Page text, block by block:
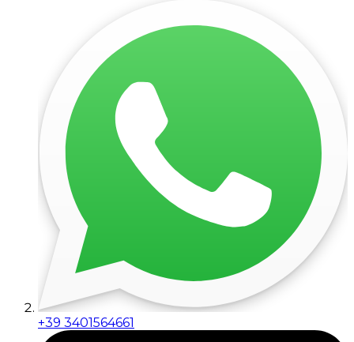
+39 3401564661